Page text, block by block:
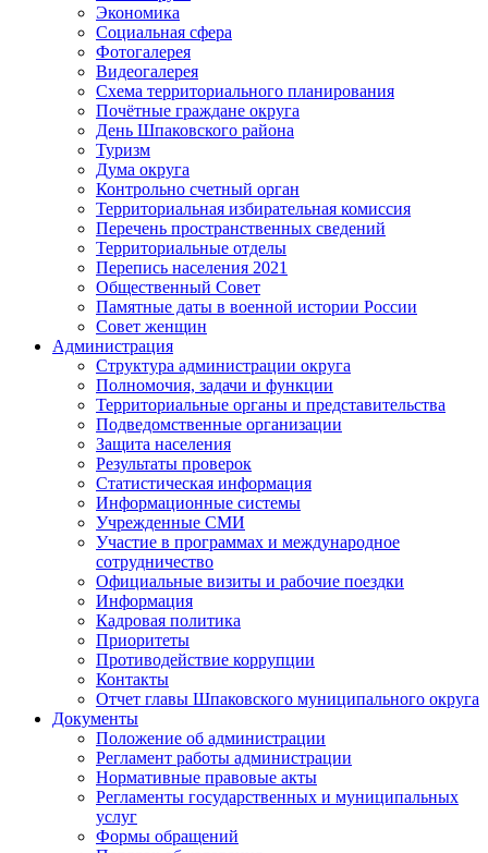
Экономика
Социальная сфера
Фотогалерея
Видеогалерея
Схема территориального планирования
Почётные граждане округа
День Шпаковского района
Туризм
Дума округа
Контрольно счетный орган
Территориальная избирательная комиссия
Перечень пространственных сведений
Территориальные отделы
Перепись населения 2021
Общественный Совет
Памятные даты в военной истории России
Совет женщин
Администрация
Структура администрации округа
Полномочия, задачи и функции
Территориальные органы и представительства
Подведомственные организации
Защита населения
Результаты проверок
Статистическая информация
Информационные системы
Учрежденные СМИ
Участие в программах и международное
сотрудничество
Официальные визиты и рабочие поездки
Информация
Кадровая политика
Приоритеты
Противодействие коррупции
Контакты
Отчет главы Шпаковского муниципального округа
Документы
Положение об администрации
Регламент работы администрации
Нормативные правовые акты
Регламенты государственных и муниципальных
услуг
Формы обращений